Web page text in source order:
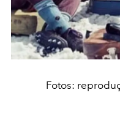
Fotos: